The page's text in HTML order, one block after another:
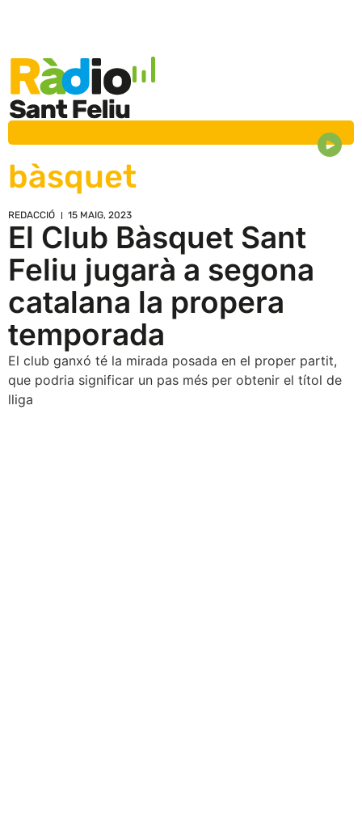
bàsquet
REDACCIÓ 15 MAIG, 2023
El Club Bàsquet Sant
Feliu jugarà a segona
catalana la propera
temporada
El club ganxó té la mirada posada en el proper partit,
que podria significar un pas més per obtenir el títol de
lliga